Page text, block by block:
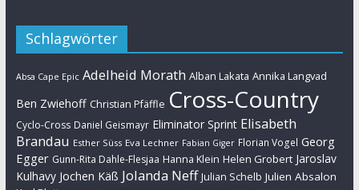
Schlagwörter
Absa Cape Epic Adelheid Morath Alban Lakata Annika Langvad
Ben Zwiehoff Christian Pfäffle Cross-Country
Cyclo-Cross Daniel Geismayr Eliminator Sprint Elisabeth
Brandau Esther Süss Eva Lechner Fabian Giger Florian Vogel Georg
Egger Gunn-Rita Dahle-Flesjaa Hanna Klein Helen Grobert Jaroslav
Kulhavy Jochen Käß Jolanda Neff Julian Schelb Julien Absalon